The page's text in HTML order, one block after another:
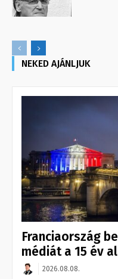
NEKED AJÁNLJUK
Franciaország
médiát a 15 év
2026.08.08.